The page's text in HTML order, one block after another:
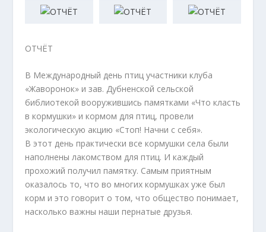
ОТЧЁТ
В Международный день птиц участники клуба
«Жаворонок» и зав. Дубненской сельской
библиотекой вооружившись памятками «Что класть
в кормушки» и кормом для птиц, провели
экологическую акцию «Стоп! Начни с себя».
В этот день практически все кормушки села были
наполнены лакомством для птиц. И каждый
прохожий получил памятку. Самым приятным
оказалось то, что во многих кормушках уже был
корм и это говорит о том, что общество понимает,
насколько важны наши пернатые друзья.